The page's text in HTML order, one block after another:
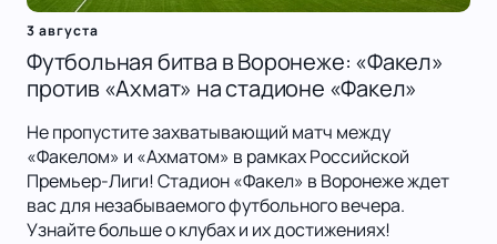
3 августа
Футбольная битва в Воронеже: «Факел»
против «Ахмат» на стадионе «Факел»
Не пропустите захватывающий матч между
«Факелом» и «Ахматом» в рамках Российской
Премьер-Лиги! Стадион «Факел» в Воронеже ждет
вас для незабываемого футбольного вечера.
Узнайте больше о клубах и их достижениях!